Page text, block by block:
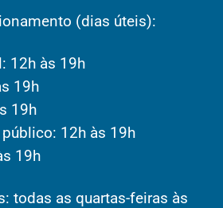
(dias úteis):
12h às 19h
19h
19h
12h às 19h
19h
todas as quartas-feiras às